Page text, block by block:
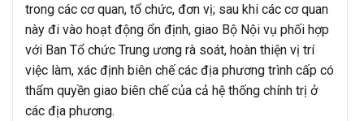
trong các cơ quan, tổ chức, đơn vị; sau khi các cơ quan
này đi vào hoạt động ổn định, giao Bộ Nội vụ phối hợp
với Ban Tổ chức Trung ương rà soát, hoàn thiện vị trí
việc làm, xác định biên chế các địa phương trình cấp có
thẩm quyền giao biên chế của cả hệ thống chính trị ở
các địa phương.